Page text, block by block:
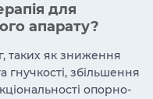
для
апарату?
таких як зниження
гнучкості, збільшення
опорно-